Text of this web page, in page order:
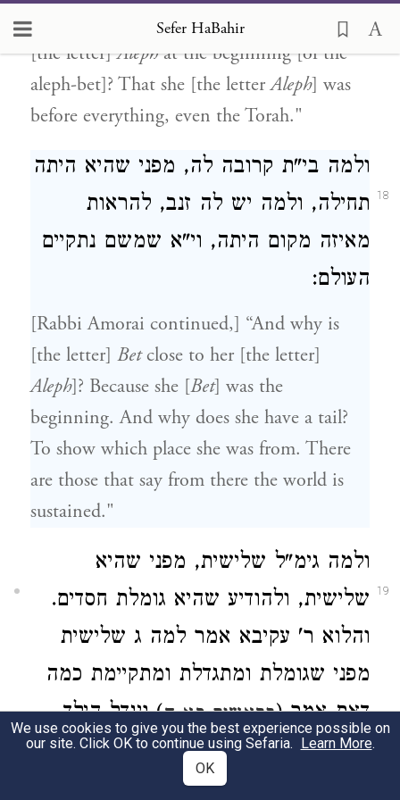
Sefer HaBahir
Rabbi Amorai sat and expounded, “Why is
[the letter]Alephat the beginning [of the
aleph-bet]? That she [the letterAleph] was
before everything, even the Torah."
18
ולמה בי"ת קרובה לה, מפני שהיא היתה
תחילה, ולמה יש לה זנב, להראות
מאיזה מקום היתה, וי"א שמשם נתקיים
העולם:
[Rabbi Amorai continued,] “And why is
[the letter] Betclose to her [the letter]
Aleph]? Because she [Bet] was the
beginning. And why does she have a tail?
To show which place she was from. There
are those that say from there the world is
sustained."
19
ולמה גימ"ל שלישית, מפני שהיא
שלישית, ולהודיע שהיא גומלת חסדים.
והלוא ר' עקיבא אמר למה ג שלישית
מפני שגומלת ומתגדלת ומתקיימת כמה
דאת אמר (בראשית כא ח) ויגדל הילד
ויגמל, א"ל הוא דבריי כי הוא גודל וגומל
חסד לשכנו עמו ואמון אצלו:
We use cookies to give you the best experience possible on
our site. Click OK to continue using Sefaria. Learn More.
OK